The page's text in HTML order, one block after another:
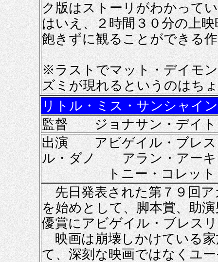
ク版はストーリがわかって
はいえ、２時間３０分の上
飽きずに観ることができる
※ラストでマット・デイモ
ズミが現れるというのはち
リトル・ミス・サンシャイ
監督 ジョナサン・デイト
出演 アビゲイル・ブレ
ル・ダノ アラン・アーキ
トニー・コレット
先日発表された第７９回ア
を始めとして、脚本賞、助
優賞にアビゲイル・ブレス
映画は崩壊しかけている家
て、深刻な映画ではなくユ